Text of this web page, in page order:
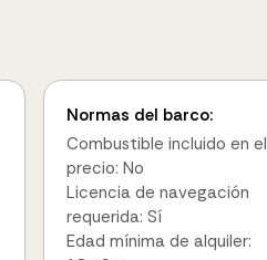
Normas del barco:
Combustible incluido en el
precio: No
Licencia de navegación
requerida: Sí
Edad mínima de alquiler: